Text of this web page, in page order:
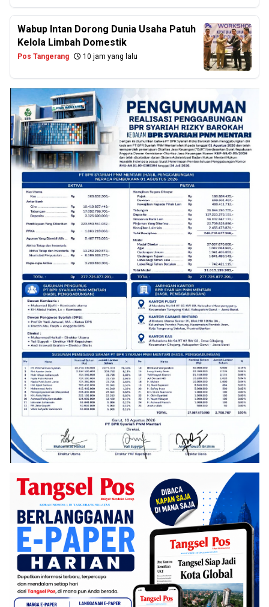
Wabup Intan Dorong Dunia Usaha Patuh
Kelola Limbah Domestik
Pos Tangerang 10 jam yang lalu